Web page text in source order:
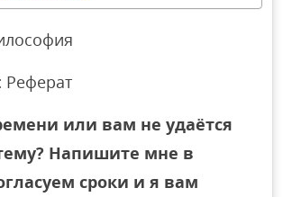
Реферат
или вам не удаётся
Напишите мне в
сроки и я вам